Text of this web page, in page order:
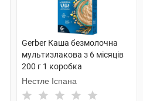
Gerber Каша безмолочна
мультизлакова з 6 місяців
200 г 1 коробка
Нестле Іспана